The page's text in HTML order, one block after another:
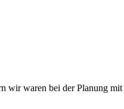
wir waren bei der Planung